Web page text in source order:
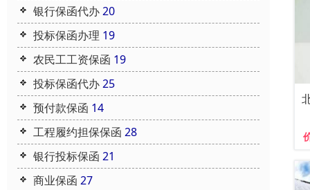
银行保函代办20
投标保函办理 19
农民工工资保函 19
投标保函代办25
预付款保函 14
工程履约担保保函 28
银行投标保函 21
商业保函 27